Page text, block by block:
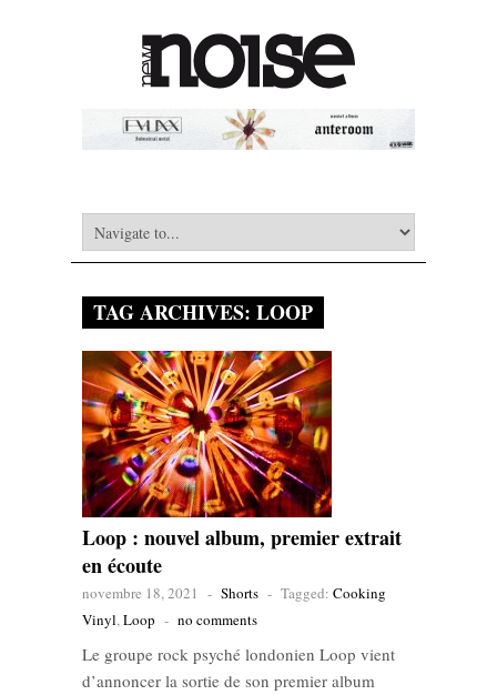
TAG ARCHIVES: LOOP
Loop : nouvel album, premier extrait
en écoute
novembre 18, 2021 - Shorts - Tagged: Cooking
Vinyl,Loop - no comments
Le groupe rock psyché londonien Loop vient
d’annoncer la sortie de son premier album